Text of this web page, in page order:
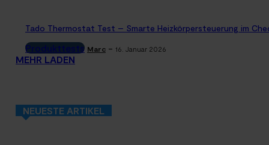
Tado Thermostat Test – Smarte Heizkörpersteuerung im
Produkttests Marc - 16. Januar 2026
MEHR LADEN
NEUESTE ARTIKEL